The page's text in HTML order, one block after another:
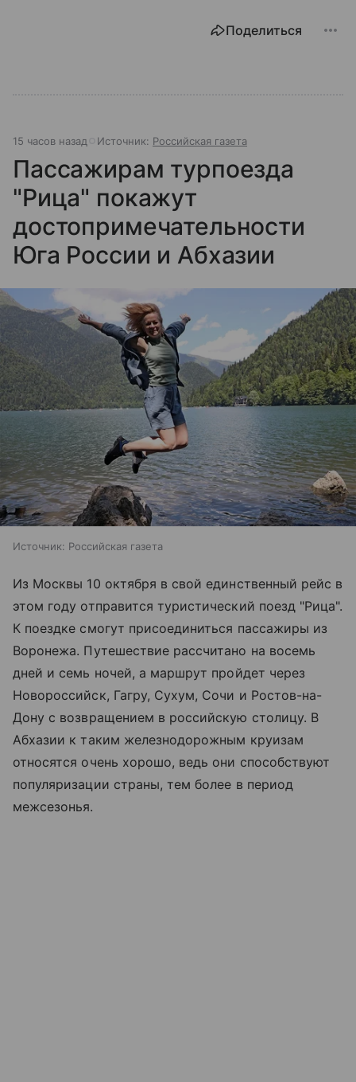
Поделиться
15 часов назад Источник: Российская газета
Пассажирам турпоезда
"Рица" покажут
достопримечательности
Юга России и Абхазии
Источник: Российская газета
Из Москвы 10 октября в свой единственный рейс в
этом году отправится туристический поезд "Рица".
К поездке смогут присоединиться пассажиры из
Воронежа. Путешествие рассчитано на восемь
дней и семь ночей, а маршрут пройдет через
Новороссийск, Гагру, Сухум, Сочи и Ростов-на-
Дону с возвращением в российскую столицу. В
Абхазии к таким железнодорожным круизам
относятся очень хорошо, ведь они способствуют
популяризации страны, тем более в период
межсезонья.